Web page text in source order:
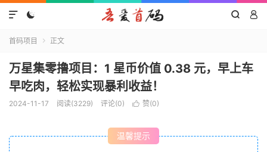
  

首码项目  正文
万星集零撸项目：1 星币价值 0.38 元，早上车
早吃肉，轻松实现暴利收益！
2024-11-17 阅读(3229) 评论(0)  赞(0)
温馨提示